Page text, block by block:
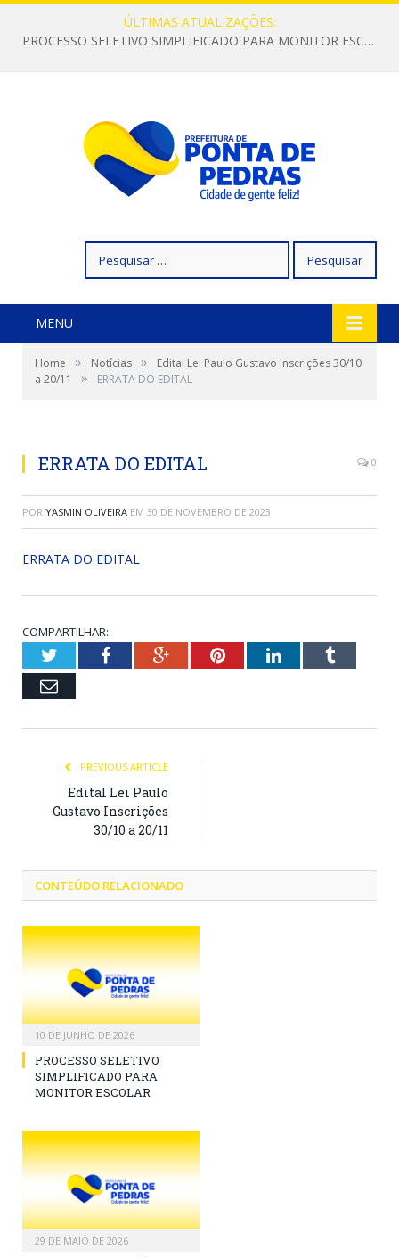
ÚLTIMAS ATUALIZAÇÕES:
PROCESSO SELETIVO SIMPLIFICADO PARA MONITOR ESCOLAR
por:
MENU
Home » Notícias »
Edital Lei Paulo Gustavo Inscrições 30/10
a 20/11
» ERRATA DO EDITAL
ERRATA DO EDITAL 0
POR YASMIN OLIVEIRA EM 30 DE NOVEMBRO DE 2023
ERRATA DO EDITAL
COMPARTILHAR:
TwitterFacebookGoogle+PinterestLinkedInTumblr
Email
PREVIOUS ARTICLE
Edital Lei Paulo
Gustavo Inscrições
30/10 a 20/11
CONTEÚDO RELACIONADO
10 DE JUNHO DE 2026
PROCESSO SELETIVO
SIMPLIFICADO PARA
MONITOR ESCOLAR
29 DE MAIO DE 2026